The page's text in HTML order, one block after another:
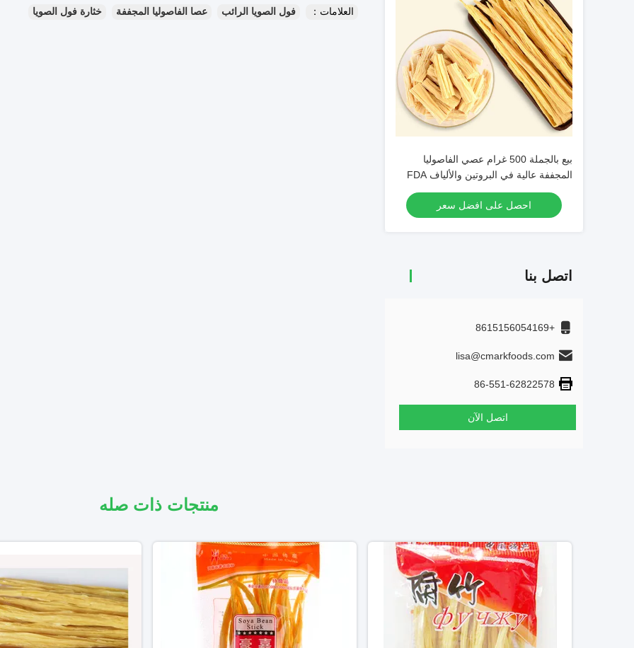
بيع بالجملة 500 غرام عصي الفاصوليا
المجففة عالية في البروتين والألياف FDA
HALAL HACCP معتمدة للمطاعم وتصنيع
الأغذية
احصل على افضل سعر
اتصل بنا
+8615156054169
lisa@cmarkfoods.com
86-551-62822578
اتصل الآن
العلامات： فول الصويا الرائب عصا الفاصوليا المجففة خثارة فول الصويا
منتجات ذات صله